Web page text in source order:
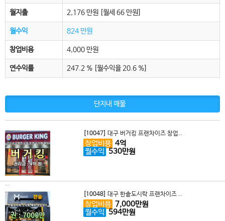
월지출 2,176 만원 [월세 66 만원]
월수익 824 만원
창업비용 4,000 만원
연수익률 247.2 % [월수익율 20.6 %]
단지내 매물
[10047] 대구 버거킹 프랜차이즈 창업..
창업비용 4억
월수익 530만원
[10048] 대구 한솥도시락 프랜차이즈 ..
창업비용 7,000만원
월수익 594만원